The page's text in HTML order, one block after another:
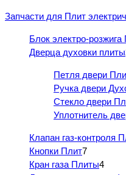
Запчасти для Плит
Блок электро-
Дверца духовки плиты
Петля двери
Ручка двери
Стекло двери
Уплотнитель
Клапан газ-контроля
Кнопки Плит7
Кран газа Плиты4